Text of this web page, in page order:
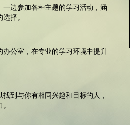
边参加各种主题的学习活动，涵
择。
公室，在专业的学习环境中提升
到与你有相同兴趣和目标的人，